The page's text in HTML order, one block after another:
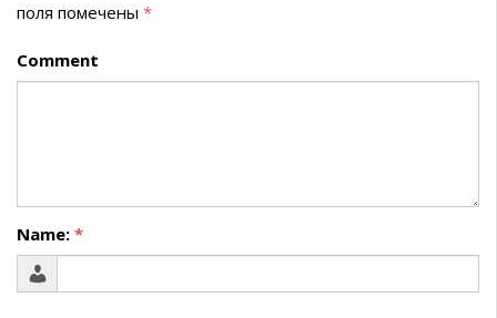
поля помечены *
Comment
Name: *